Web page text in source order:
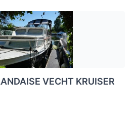
VECHT KRUISER